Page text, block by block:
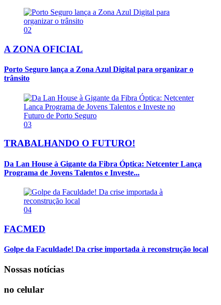
02
A ZONA OFICIAL
Porto Seguro lança a Zona Azul Digital para organizar o
trânsito
03
TRABALHANDO O FUTURO!
Da Lan House à Gigante da Fibra Óptica: Netcenter Lança
Programa de Jovens Talentos e Investe...
04
FACMED
Golpe da Faculdade! Da crise importada à reconstrução local
Nossas notícias
no celular